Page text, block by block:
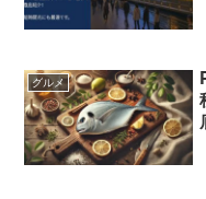
グルメ